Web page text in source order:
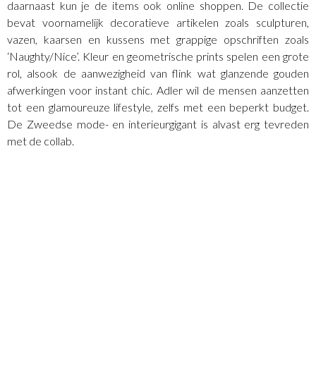
daarnaast kun je de items ook online shoppen. De collectie
bevat voornamelijk decoratieve artikelen zoals sculpturen,
vazen, kaarsen en kussens met grappige opschriften zoals
‘Naughty/Nice’. Kleur en geometrische prints spelen een grote
rol, alsook de aanwezigheid van flink wat glanzende gouden
afwerkingen voor instant chic. Adler wil de mensen aanzetten
tot een glamoureuze lifestyle, zelfs met een beperkt budget.
De Zweedse mode- en interieurgigant is alvast erg tevreden
met de collab.